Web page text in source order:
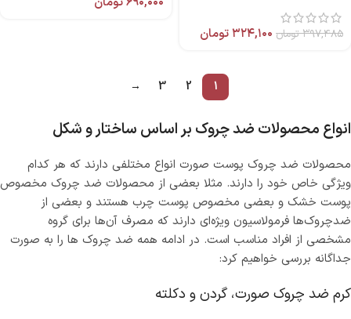
۳۹۷,۴۸۵تومان ۳۲۴,۱۰۰تومان
1
2
3
→
انواع محصولات ضد چروک بر اساس ساختار و شکل
محصولات ضد چروک پوست صورت انواع مختلفی دارند که هر کدام
ویژگی خاص خود را دارند. مثلا بعضی از محصولات ضد چروک مخصوص
پوست خشک و بعضی مخصوص پوست چرب هستند و بعضی از
ضدچروک‌ها فرمولاسیون ویژه‌ای دارند که مصرف آن‌ها برای گروه
مشخصی از افراد مناسب است. در ادامه همه ضد چروک ها را به صورت
جداگانه بررسی خواهیم کرد:
کرم ضد چروک صورت، گردن و دکلته